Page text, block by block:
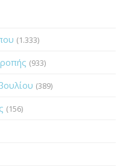
(1.333)
(933)
(389)
(156)